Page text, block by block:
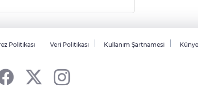
Politikası Veri Politikası Kullanım Şartnamesi Künye